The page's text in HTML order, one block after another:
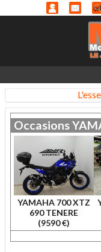
Occasions
YAMAHA 700 XTZ
690 TENERE
(9590 €)